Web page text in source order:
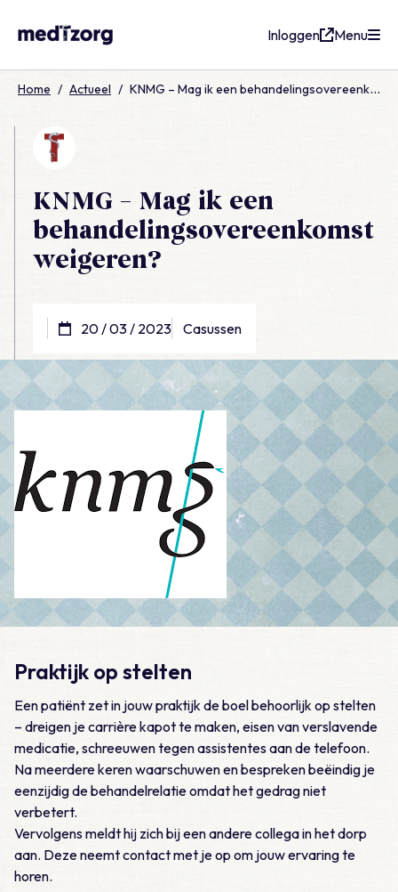
Inloggen Menu
Home / Actueel / KNMG – Mag ik een behandelingsovereenkomst weigeren?
KNMG – Mag ik een
behandelingsovereenkomst
weigeren?
20 / 03 / 2023 Casussen
Praktijk op stelten
Een patiënt zet in jouw praktijk de boel behoorlijk op stelten
– dreigen je carrière kapot te maken, eisen van verslavende
medicatie, schreeuwen tegen assistentes aan de telefoon.
Na meerdere keren waarschuwen en bespreken beëindig je
eenzijdig de behandelrelatie omdat het gedrag niet
verbetert.
Vervolgens meldt hij zich bij een andere collega in het dorp
aan. Deze neemt contact met je op om jouw ervaring te
horen.